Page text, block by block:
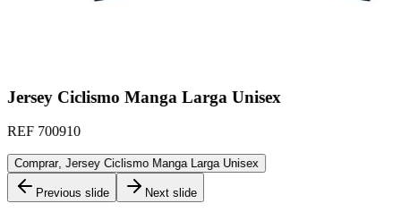
Jersey Ciclismo Manga Larga Unisex
REF 700910
Comprar, Jersey Ciclismo Manga Larga Unisex
Previous slide Next slide